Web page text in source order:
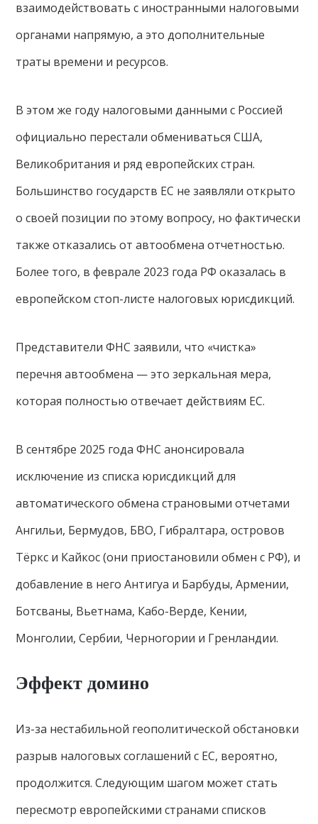
взаимодействовать с иностранными налоговыми
органами напрямую, а это дополнительные
траты времени и ресурсов.
В этом же году налоговыми данными с Россией
официально перестали обмениваться США,
Великобритания и ряд европейских стран.
Большинство государств ЕС не заявляли открыто
о своей позиции по этому вопросу, но фактически
также отказались от автообмена отчетностью.
Более того, в феврале 2023 года РФ оказалась в
европейском стоп-листе налоговых юрисдикций.
Представители ФНС заявили, что «чистка»
перечня автообмена — это зеркальная мера,
которая полностью отвечает действиям ЕС.
В сентябре 2025 года ФНС анонсировала
исключение из списка юрисдикций для
автоматического обмена страновыми отчетами
Ангильи, Бермудов, БВО, Гибралтара, островов
Тёркс и Кайкос (они приостановили обмен с РФ), и
добавление в него Антигуа и Барбуды, Армении,
Ботсваны, Вьетнама, Кабо-Верде, Кении,
Монголии, Сербии, Черногории и Гренландии.
Эффект домино
Из-за нестабильной геополитической обстановки
разрыв налоговых соглашений с ЕС, вероятно,
продолжится. Следующим шагом может стать
пересмотр европейскими странами списков